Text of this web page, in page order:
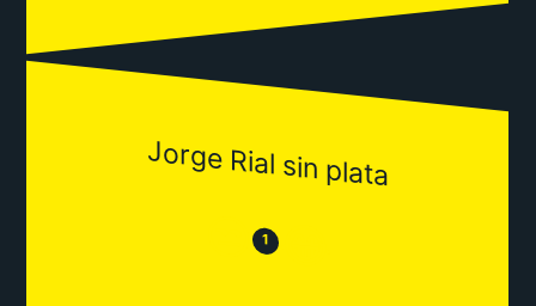
Jorge Rial sin plata
😒 1 😂